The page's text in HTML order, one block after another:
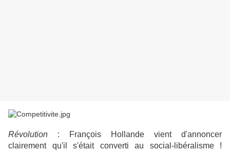
Révolution : François Hollande vient d'annoncer
clairement qu'il s'était converti au social-libéralisme !